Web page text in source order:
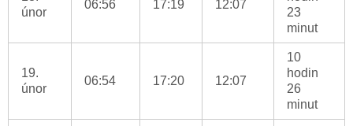
únor
06:56 17:19 12:07
23
minut
19.
únor
06:54 17:20 12:07
10
hodin
26
minut